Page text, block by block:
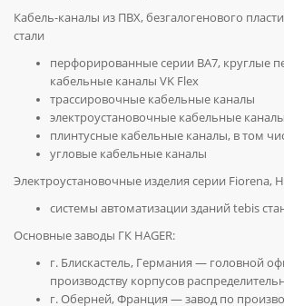
Кабель-каналы из ПВХ, безгалогенового
стали
перфорированные серии BA7, круглые
кабельные каналы VK Flex
трассировочные кабельные каналы
электроустановочные кабельные каналы
плинтусные кабельные каналы, в том
угловые кабельные каналы
Электроустановочные изделия серии Fiorena,
системы автоматизации зданий tebis
Основные заводы ГК HAGER:
г. Блискастель, Германия — головной
производству корпусов
г. Оберней, Франция — завод по